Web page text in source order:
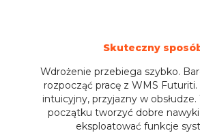
Skuteczny
Wdrożenie przebiega szybko.
rozpocząć pracę z WMS
intuicyjny, przyjazny w obsłudze.
początku tworzyć dobre
eksploatować funkcje